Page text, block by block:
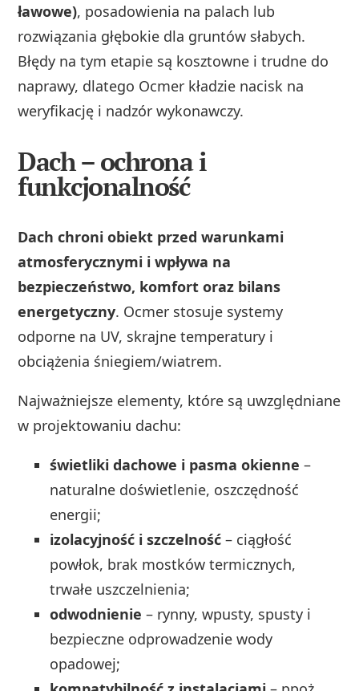
ławowe), posadowienia na palach lub
rozwiązania głębokie dla gruntów słabych.
Błędy na tym etapie są kosztowne i trudne do
naprawy, dlatego Ocmer kładzie nacisk na
weryfikację i nadzór wykonawczy.
Dach – ochrona i
funkcjonalność
Dach chroni obiekt przed warunkami
atmosferycznymi i wpływa na
bezpieczeństwo, komfort oraz bilans
energetyczny. Ocmer stosuje systemy
odporne na UV, skrajne temperatury i
obciążenia śniegiem/wiatrem.
Najważniejsze elementy, które są uwzględniane
w projektowaniu dachu:
świetliki dachowe i pasma okienne –
naturalne doświetlenie, oszczędność
energii;
izolacyjność i szczelność – ciągłość
powłok, brak mostków termicznych,
trwałe uszczelnienia;
odwodnienie – rynny, wpusty, spusty i
bezpieczne odprowadzenie wody
opadowej;